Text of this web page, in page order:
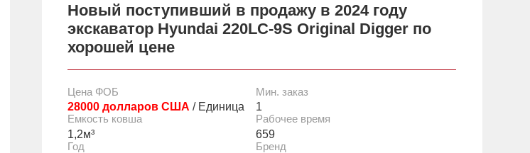
Новый поступивший в продажу в 2024 году
экскаватор Hyundai 220LC-9S Original Digger по
хорошей цене
Цена ФОБ
28000 долларов США / Единица
Мин. заказ
1
Емкость ковша
1,2м³
Рабочее время
659
Год Бренд